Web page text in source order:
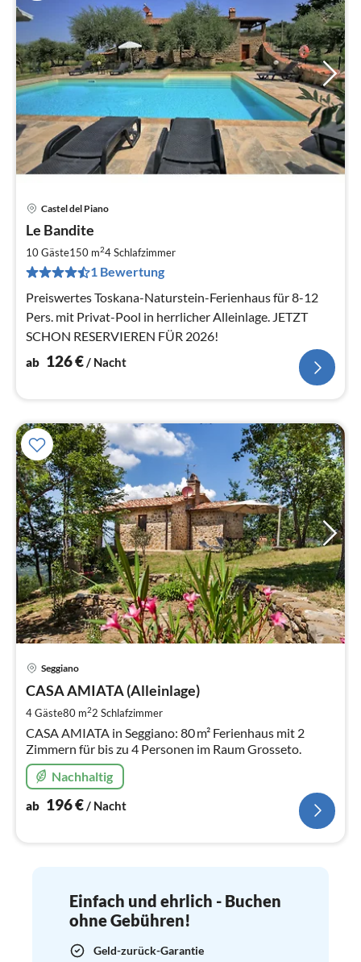
Castel del Piano
Le Bandite
10 Gäste150 m24Schlafzimmer
1 Bewertung
Preiswertes Toskana-Naturstein-Ferienhaus für 8-12
Pers. mit Privat-Pool in herrlicher Alleinlage. JETZT
SCHON RESERVIEREN FÜR 2026!
ab 126€/ Nacht
Seggiano
CASA AMIATA (Alleinlage)
4 Gäste80 m22 Schlafzimmer
CASA AMIATA in Seggiano: 80 m² Ferienhaus mit 2
Zimmern für bis zu 4 Personen im Raum Grosseto.
Nachhaltig
ab 196€/ Nacht
Einfach und ehrlich - Buchen
ohne Gebühren!
Geld-zurück-Garantie